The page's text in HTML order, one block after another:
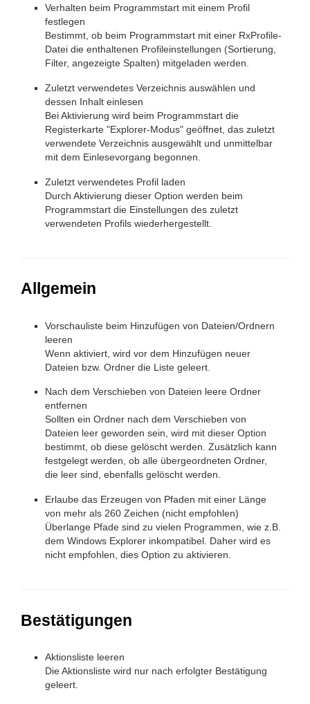
Verhalten beim Programmstart mit einem Profil
festlegen
Bestimmt, ob beim Programmstart mit einer RxProfile-
Datei die enthaltenen Profileinstellungen (Sortierung,
Filter, angezeigte Spalten) mitgeladen werden.
Zuletzt verwendetes Verzeichnis auswählen und
dessen Inhalt einlesen
Bei Aktivierung wird beim Programmstart die
Registerkarte "Explorer-Modus" geöffnet, das zuletzt
verwendete Verzeichnis ausgewählt und unmittelbar
mit dem Einlesevorgang begonnen.
Zuletzt verwendetes Profil laden
Durch Aktivierung dieser Option werden beim
Programmstart die Einstellungen des zuletzt
verwendeten Profils wiederhergestellt.
Allgemein
Vorschauliste beim Hinzufügen von Dateien/Ordnern
leeren
Wenn aktiviert, wird vor dem Hinzufügen neuer
Dateien bzw. Ordner die Liste geleert.
Nach dem Verschieben von Dateien leere Ordner
entfernen
Sollten ein Ordner nach dem Verschieben von
Dateien leer geworden sein, wird mit dieser Option
bestimmt, ob diese gelöscht werden. Zusätzlich kann
festgelegt werden, ob alle übergeordneten Ordner,
die leer sind, ebenfalls gelöscht werden.
Erlaube das Erzeugen von Pfaden mit einer Länge
von mehr als 260 Zeichen (nicht empfohlen)
Überlange Pfade sind zu vielen Programmen, wie z.B.
dem Windows Explorer inkompatibel. Daher wird es
nicht empfohlen, dies Option zu aktivieren.
Bestätigungen
Aktionsliste leeren
Die Aktionsliste wird nur nach erfolgter Bestätigung
geleert.